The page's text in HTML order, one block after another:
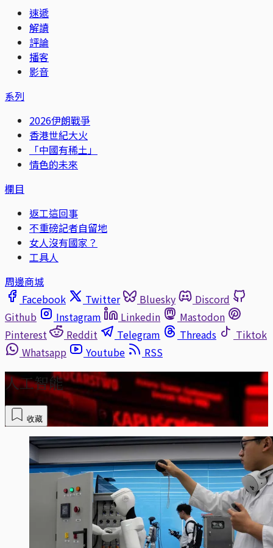
速遞
解讀
評論
播客
影音
系列
2026伊朗戰爭
香港世紀大火
「中國有稀土」
情色的未來
欄目
返工這回事
不重磅記者自留地
女人沒有國家？
工具人
周邊商城
Facebook
Twitter Bluesky
Discord
Github
Instagram Linkedin
Mastodon
Pinterest
Reddit Telegram Threads
Tiktok
Whatsapp
Youtube RSS
人工智能
收藏